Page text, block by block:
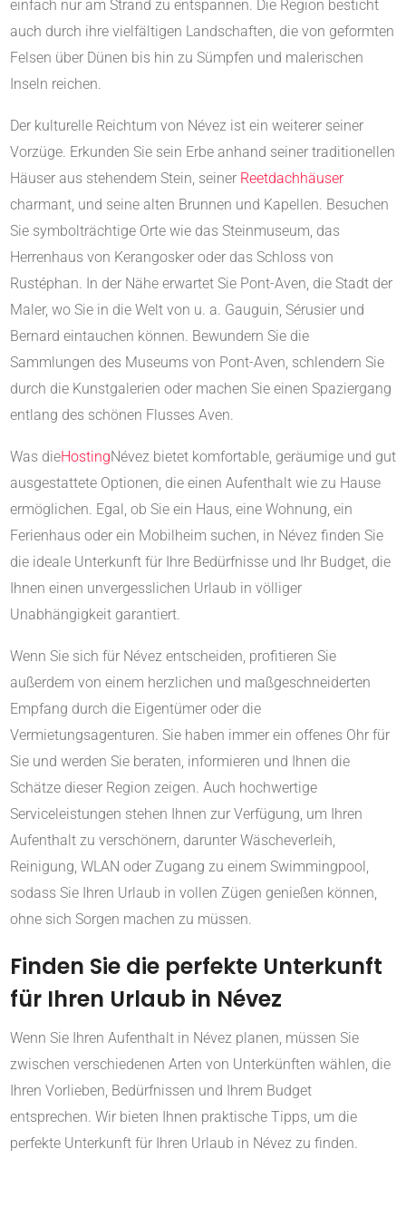
einfach nur am Strand zu entspannen. Die Region besticht
auch durch ihre vielfältigen Landschaften, die von geformten
Felsen über Dünen bis hin zu Sümpfen und malerischen
Inseln reichen.
Der kulturelle Reichtum von Névez ist ein weiterer seiner
Vorzüge. Erkunden Sie sein Erbe anhand seiner traditionellen
Häuser aus stehendem Stein, seiner Reetdachhäuser
charmant, und seine alten Brunnen und Kapellen. Besuchen
Sie symbolträchtige Orte wie das Steinmuseum, das
Herrenhaus von Kerangosker oder das Schloss von
Rustéphan. In der Nähe erwartet Sie Pont-Aven, die Stadt der
Maler, wo Sie in die Welt von u. a. Gauguin, Sérusier und
Bernard eintauchen können. Bewundern Sie die
Sammlungen des Museums von Pont-Aven, schlendern Sie
durch die Kunstgalerien oder machen Sie einen Spaziergang
entlang des schönen Flusses Aven.
Was dieHostingNévez bietet komfortable, geräumige und gut
ausgestattete Optionen, die einen Aufenthalt wie zu Hause
ermöglichen. Egal, ob Sie ein Haus, eine Wohnung, ein
Ferienhaus oder ein Mobilheim suchen, in Névez finden Sie
die ideale Unterkunft für Ihre Bedürfnisse und Ihr Budget, die
Ihnen einen unvergesslichen Urlaub in völliger
Unabhängigkeit garantiert.
Wenn Sie sich für Névez entscheiden, profitieren Sie
außerdem von einem herzlichen und maßgeschneiderten
Empfang durch die Eigentümer oder die
Vermietungsagenturen. Sie haben immer ein offenes Ohr für
Sie und werden Sie beraten, informieren und Ihnen die
Schätze dieser Region zeigen. Auch hochwertige
Serviceleistungen stehen Ihnen zur Verfügung, um Ihren
Aufenthalt zu verschönern, darunter Wäscheverleih,
Reinigung, WLAN oder Zugang zu einem Swimmingpool,
sodass Sie Ihren Urlaub in vollen Zügen genießen können,
ohne sich Sorgen machen zu müssen.
Finden Sie die perfekte Unterkunft
für Ihren Urlaub in Névez
Wenn Sie Ihren Aufenthalt in Névez planen, müssen Sie
zwischen verschiedenen Arten von Unterkünften wählen, die
Ihren Vorlieben, Bedürfnissen und Ihrem Budget
entsprechen. Wir bieten Ihnen praktische Tipps, um die
perfekte Unterkunft für Ihren Urlaub in Névez zu finden.